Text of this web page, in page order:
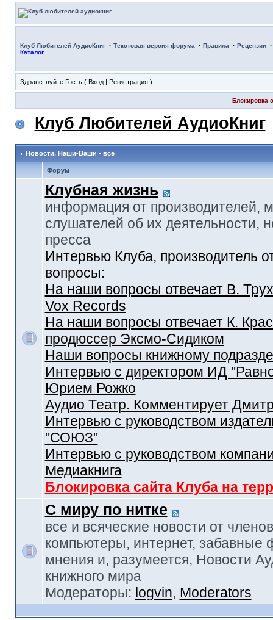
Клуб Любителей АудиоКниг· Текстовая версия форума · Правила · Рецензии
Каталог
Здравствуйте Гость ( Вход| Регистрация)
Блокировка
Клуб Любителей АудиоКниг
Новости. Наши-Ваши - все
Форум
Клубная жизнь
информация от производителей,
слушателей об их деятельности,
пресса
Интервью Клуба, производитель
вопросы:
На наши вопросы отвечает В.
Vox Records
На наши вопросы отвечает К.
продюссер Эксмо-Сидиком
Наши вопросы книжному
Интервью с директором ИД
Юрием Рожко
Аудио Театр. Комментирует
Интервью с руководством
"СОЮЗ"
Интервью с руководством
Медиакнига
Блокировка сайта Клуба на
С миру по нитке
все и всяческие новости от
компьютеры, интернет, забавные
мнения и, разумеется, Новости
книжного мира
Модераторы: logvin, Moderators